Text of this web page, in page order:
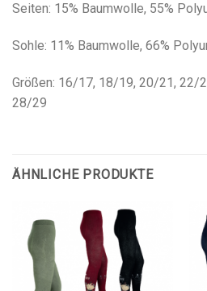
Seiten: 15% Baumwolle, 55%
Sohle: 11% Baumwolle, 66%
Größen: 16/17, 18/19, 20/21, 22/
28/29
ÄHNLICHE PRODUKTE